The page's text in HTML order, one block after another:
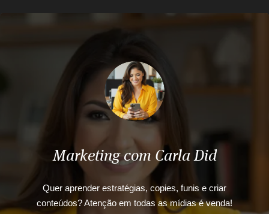
Marketing com Carla Did
Quer aprender estratégias, copies, funis e criar
conteúdos? Atenção em todas as mídias é venda!